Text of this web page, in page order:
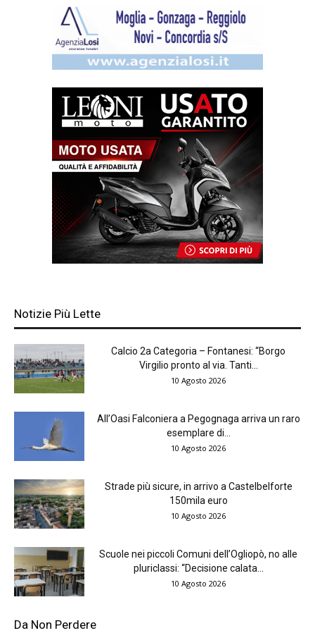
Notizie Più Lette
Calcio 2a Categoria – Fontanesi: “Borgo
Virgilio pronto al via. Tanti...
10 Agosto 2026
All’Oasi Falconiera a Pegognaga arriva un raro
esemplare di...
10 Agosto 2026
Strade più sicure, in arrivo a Castelbelforte
150mila euro
10 Agosto 2026
Scuole nei piccoli Comuni dell’Ogliopò, no alle
pluriclassi: “Decisione calata...
10 Agosto 2026
Da Non Perdere